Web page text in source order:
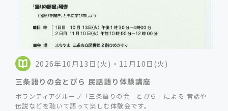
2026年10月13日(火)・11月10日(火)
三条語りの会とびら 民話語り体験講座
ボランティアグループ「三条語りの会 とびら」による 昔話や
伝説などを聴いて語って楽しむ体験会です。